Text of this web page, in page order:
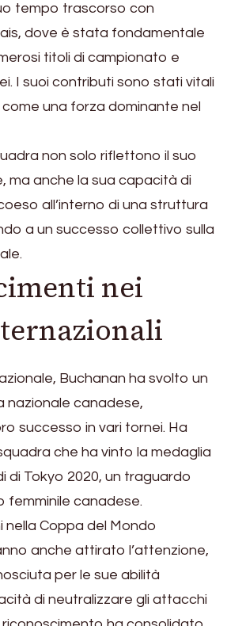
tempo trascorso con
dove è stata fondamentale
titoli di campionato e
I suoi contributi sono stati vitali
come una forza dominante nel
non solo riflettono il suo
ma anche la sua capacità di
all’interno di una struttura
a un successo collettivo sulla
nei
Buchanan ha svolto un
nazionale canadese,
successo in vari tornei. Ha
che ha vinto la medaglia
di Tokyo 2020, un traguardo
femminile canadese.
nella Coppa del Mondo
anche attirato l’attenzione,
per le sue abilità
di neutralizzare gli attacchi